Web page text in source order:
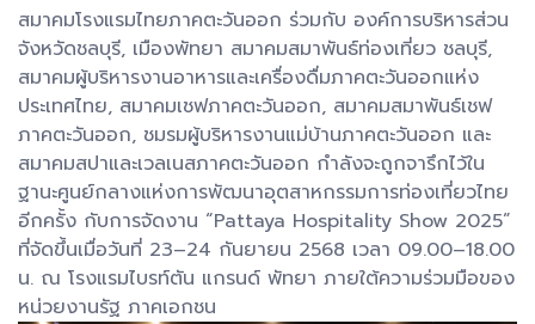
สมาคมโรงแรมไทยภาคตะวันออก ร่วมกับ องค์การบริหารส่วน
จังหวัดชลบุรี, เมืองพัทยา สมาคมสมาพันธ์ท่องเที่ยว ชลบุรี,
สมาคมผู้บริหารงานอาหารและเครื่องดื่มภาคตะวันออกแห่ง
ประเทศไทย, สมาคมเชฟภาคตะวันออก, สมาคมสมาพันธ์เชฟ
ภาคตะวันออก, ชมรมผู้บริหารงานแม่บ้านภาคตะวันออก และ
สมาคมสปาและเวลเนสภาคตะวันออก กำลังจะถูกจารึกไว้ใน
ฐานะศูนย์กลางแห่งการพัฒนาอุตสาหกรรมการท่องเที่ยวไทย
อีกครั้ง กับการจัดงาน “Pattaya Hospitality Show 2025”
ที่จัดขึ้นเมื่อวันที่ 23–24 กันยายน 2568 เวลา 09.00–18.00
น. ณ โรงแรมไบรท์ตัน แกรนด์ พัทยา ภายใต้ความร่วมมือของ
หน่วยงานรัฐ ภาคเอกชน